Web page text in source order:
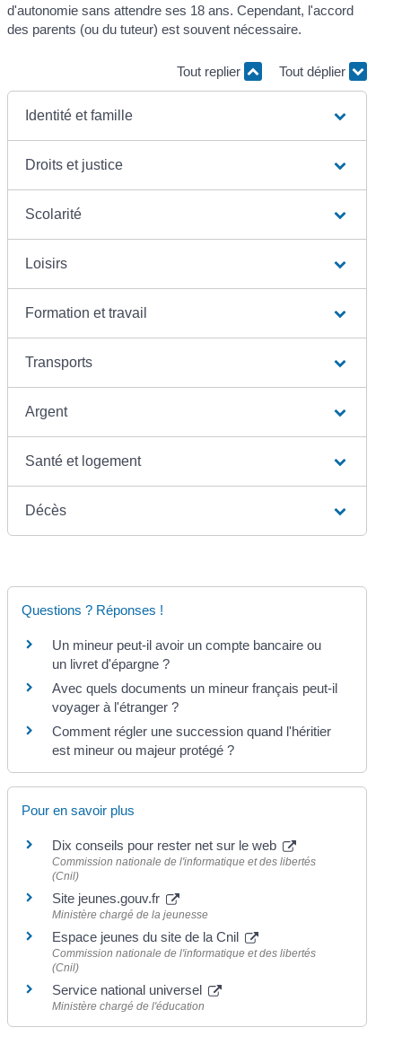
d'autonomie sans attendre ses 18 ans. Cependant, l'accord
des parents (ou du tuteur) est souvent nécessaire.
Tout replier Tout déplier
Identité et famille
Droits et justice
Scolarité
Loisirs
Formation et travail
Transports
Argent
Santé et logement
Décès
Questions ? Réponses !
Un mineur peut-il avoir un compte bancaire ou
un livret d'épargne ?
Avec quels documents un mineur français peut-il
voyager à l'étranger ?
Comment régler une succession quand l'héritier
est mineur ou majeur protégé ?
Pour en savoir plus
Dix conseils pour rester net sur le web
Commission nationale de l'informatique et des libertés
(Cnil)
Site jeunes.gouv.fr
Ministère chargé de la jeunesse
Espace jeunes du site de la Cnil
Commission nationale de l'informatique et des libertés
(Cnil)
Service national universel
Ministère chargé de l'éducation